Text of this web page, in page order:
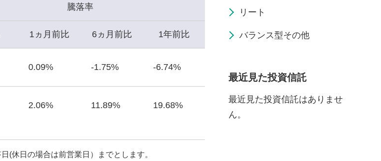
騰落率
1ヵ月前比 6ヵ月前比 1年前比
0.09% -1.75% -6.74%
2.06% 11.89% 19.68%
(休日の場合は前営業日）までとします。
リート
バランス型その他
最近見た投資信託
最近見た投資信託はありませ
ん。